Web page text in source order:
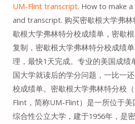
UM-Flint transcript. How to make
and transcript. 购买密歇根大学弗
歇根大学弗林特分校成绩单，密歇
复制，密歇根大学弗林特分校成绩
理，最快1天完成。专业的美国成绩
国大学就读后的学分问题，一比一
校成绩单。密歇根大学弗林特分校
Flint，简称UM-Flint）是一所位于
综合性公立大学，建于1956年，是